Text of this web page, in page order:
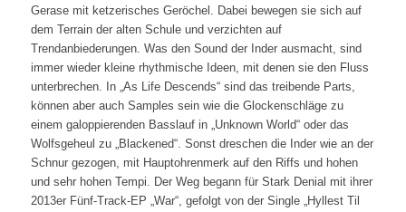
Gerase mit ketzerisches Geröchel. Dabei bewegen sie sich auf
dem Terrain der alten Schule und verzichten auf
Trendanbiederungen. Was den Sound der Inder ausmacht, sind
immer wieder kleine rhythmische Ideen, mit denen sie den Fluss
unterbrechen. In „As Life Descends“ sind das treibende Parts,
können aber auch Samples sein wie die Glockenschläge zu
einem galoppierenden Basslauf in „Unknown World“ oder das
Wolfsgeheul zu „Blackened“. Sonst dreschen die Inder wie an der
Schnur gezogen, mit Hauptohrenmerk auf den Riffs und hohen
und sehr hohen Tempi. Der Weg begann für Stark Denial mit ihrer
2013er Fünf-Track-EP „War“, gefolgt von der Single „Hyllest Til